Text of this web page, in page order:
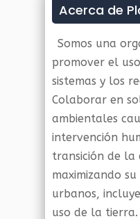
Acerca de
Somos una
promover el
sistemas y los
Colaborar en
ambientales
intervención
transición de la
maximizando
urbanos,
uso de la